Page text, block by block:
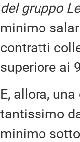
del gruppo
minimo
contratti
superiore ai
E, allora,
tantissimo
minimo